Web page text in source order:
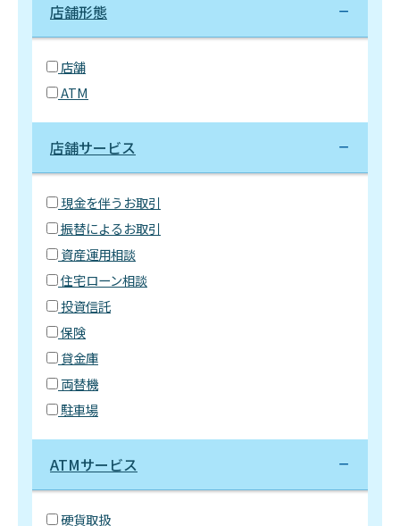
店舗形態
店舗
ATM
店舗サービス
現金を伴うお取引
振替によるお取引
資産運用相談
住宅ローン相談
投資信託
保険
貸金庫
両替機
駐車場
ATMサービス
硬貨取扱